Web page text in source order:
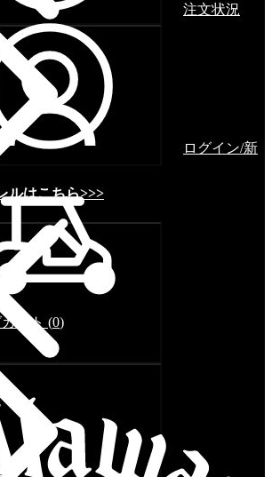
ルはこちら>>>
注文状況
ログイン/新
ート (0)